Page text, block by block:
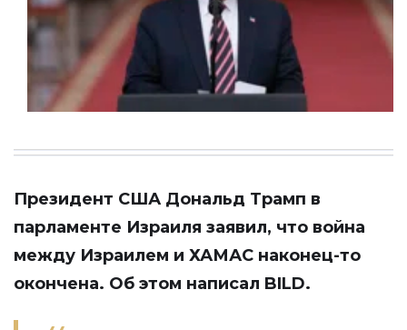
Президент США Дональд Трамп в
парламенте Израиля заявил, что война
между Израилем и ХАМАС наконец-то
окончена. Об этом написал BILD.